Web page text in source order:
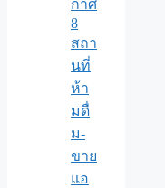
กาศ
8
สถา
นที่
ห้า
มดื่
ม-
ขาย
แอ